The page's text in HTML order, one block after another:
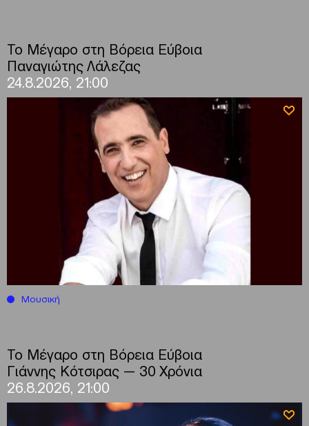
Το Μέγαρο στη Βόρεια Εύβοια
Παναγιώτης Λάλεζας
24.8.2026, 21:00
Μουσική
Το Μέγαρο στη Βόρεια Εύβοια
Γιάννης Κότσιρας — 30 Χρόνια
26.8.2026, 21:00